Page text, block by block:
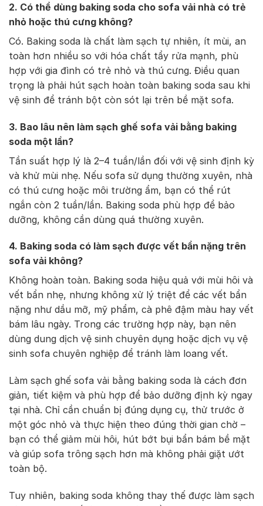
2. Có thể dùng baking soda cho sofa vải nhà có trẻ
nhỏ hoặc thú cưng không?
Có. Baking soda là chất làm sạch tự nhiên, ít mùi, an
toàn hơn nhiều so với hóa chất tẩy rửa mạnh, phù
hợp với gia đình có trẻ nhỏ và thú cưng. Điều quan
trọng là phải hút sạch hoàn toàn baking soda sau khi
vệ sinh để tránh bột còn sót lại trên bề mặt sofa.
3. Bao lâu nên làm sạch ghế sofa vải bằng baking
soda một lần?
Tần suất hợp lý là 2–4 tuần/lần đối với vệ sinh định kỳ
và khử mùi nhẹ. Nếu sofa sử dụng thường xuyên, nhà
có thú cưng hoặc môi trường ẩm, bạn có thể rút
ngắn còn 2 tuần/lần. Baking soda phù hợp để bảo
dưỡng, không cần dùng quá thường xuyên.
4. Baking soda có làm sạch được vết bẩn nặng trên
sofa vải không?
Không hoàn toàn. Baking soda hiệu quả với mùi hôi và
vết bẩn nhẹ, nhưng không xử lý triệt để các vết bẩn
nặng như dầu mỡ, mỹ phẩm, cà phê đậm màu hay vết
bám lâu ngày. Trong các trường hợp này, bạn nên
dùng dung dịch vệ sinh chuyên dụng hoặc dịch vụ vệ
sinh sofa chuyên nghiệp để tránh làm loang vết.
Làm sạch ghế sofa vải bằng baking soda là cách đơn
giản, tiết kiệm và phù hợp để bảo dưỡng định kỳ ngay
tại nhà. Chỉ cần chuẩn bị đúng dụng cụ, thử trước ở
một góc nhỏ và thực hiện theo đúng thời gian chờ –
bạn có thể giảm mùi hôi, hút bớt bụi bẩn bám bề mặt
và giúp sofa trông sạch hơn mà không phải giặt ướt
toàn bộ.
Tuy nhiên, baking soda không thay thế được làm sạch